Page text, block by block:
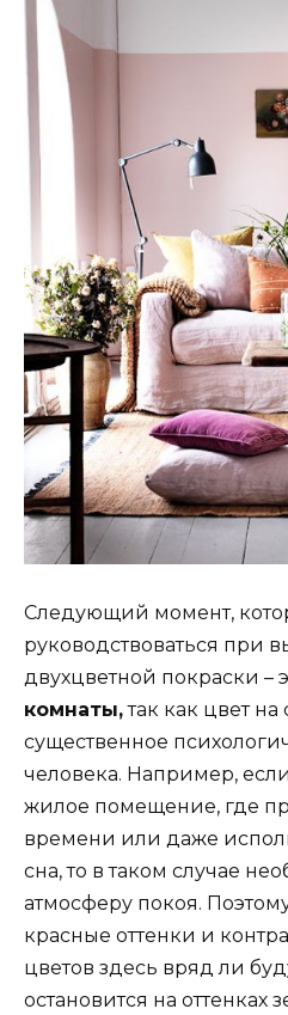
Следующий момент,
руководствоваться при
двухцветной покраски –
комнаты,так как цвет
существенное
человека. Например,
жилое помещение, где
времени или даже
сна, то в таком случае
атмосферу покоя.
красные оттенки и
цветов здесь вряд ли
остановится на оттенках